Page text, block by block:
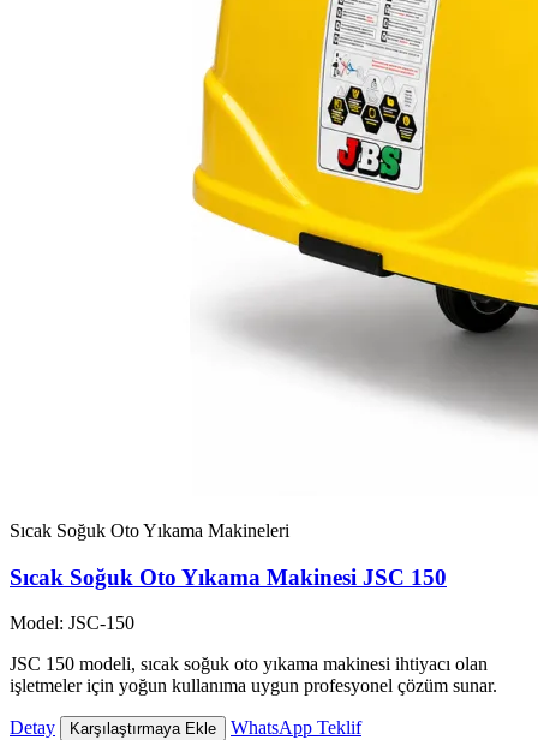
Sıcak Soğuk Oto Yıkama Makineleri
Sıcak Soğuk Oto Yıkama Makinesi JSC 150
Model: JSC-150
JSC 150 modeli, sıcak soğuk oto yıkama makinesi ihtiyacı olan
işletmeler için yoğun kullanıma uygun profesyonel çözüm sunar.
Detay Karşılaştırmaya Ekle WhatsApp Teklif